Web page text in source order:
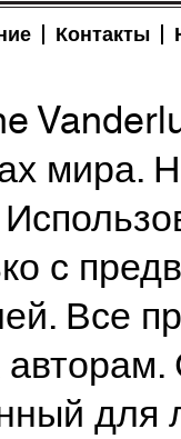
Контакты
с
Все